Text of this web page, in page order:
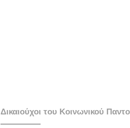
Δικαιούχοι του Κοινωνικού